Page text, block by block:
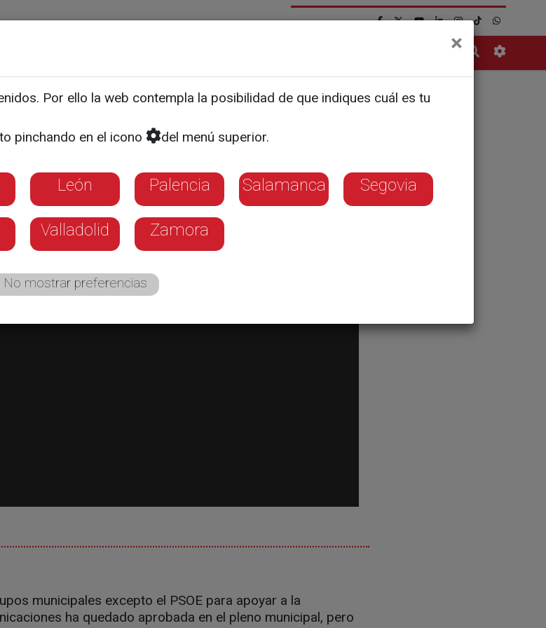
en la moción en defensa
en Salamanca
municipales excepto el PSOE para apoyar a la
ha quedado aprobada en el pleno municipal, pero
×
Por ello la web contempla la posibilidad de que indiques cuál es tu
pinchando en el icono
del menú superior.
León Palencia Salamanca Segovia
Valladolid Zamora
No mostrar preferencias